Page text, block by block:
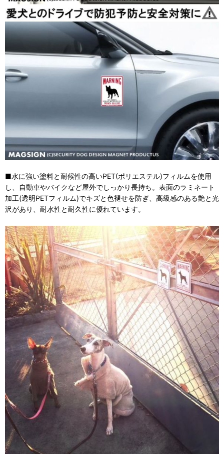
■水に強い塗料と耐候性の高いPET(ポリエステル)フィルムを使用
し、自動車やバイクなど屋外でしっかり長持ち。表面のラミネート
加工(透明PETフィルム)でキズと色褪せを防ぎ、高級感のある艶と光
沢があり、耐水性と耐久性に優れています。